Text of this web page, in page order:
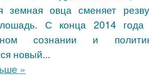
земная овца сменяет
С конца 2014
сознании и
новый...
»